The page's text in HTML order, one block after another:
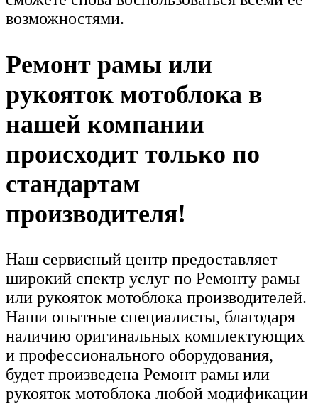
возможностями.
Ремонт рамы или
рукояток мотоблока в
нашей компании
происходит только по
стандартам
производителя!
Наш сервисный центр предоставляет
широкий спектр услуг по Ремонту рамы
или рукояток мотоблока производителей.
Наши опытные специалисты, благодаря
наличию оригинальных комплектующих
и профессионального оборудования,
будет произведена Ремонт рамы или
рукояток мотоблока любой модификации